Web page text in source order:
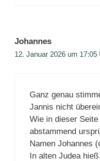
Johannes
12. Januar 2026 um 17:05
Ganz genau
Jannis nicht
Wie in dieser Seite
abstammend
Namen Johannes
In alten Judea